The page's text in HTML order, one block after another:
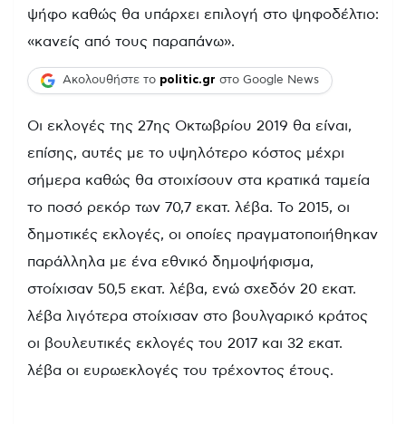
ψήφο καθώς θα υπάρχει επιλογή στο ψηφοδέλτιο:
«κανείς από τους παραπάνω».
Ακολουθήστε το politic.gr στο Google News
Οι εκλογές της 27ης Οκτωβρίου 2019 θα είναι,
επίσης, αυτές με το υψηλότερο κόστος μέχρι
σήμερα καθώς θα στοιχίσουν στα κρατικά ταμεία
το ποσό ρεκόρ των 70,7 εκατ. λέβα. Το 2015, οι
δημοτικές εκλογές, οι οποίες πραγματοποιήθηκαν
παράλληλα με ένα εθνικό δημοψήφισμα,
στοίχισαν 50,5 εκατ. λέβα, ενώ σχεδόν 20 εκατ.
λέβα λιγότερα στοίχισαν στο βουλγαρικό κράτος
οι βουλευτικές εκλογές του 2017 και 32 εκατ.
λέβα οι ευρωεκλογές του τρέχοντος έτους.